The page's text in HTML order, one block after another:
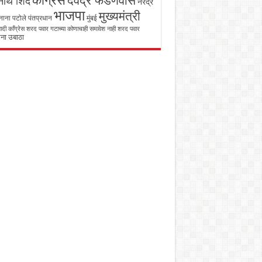
पटोले पंतप्रधान भाजपा मुंबई मुख्यमंत्री
काँग्रेस शरद पवार गटाच्या कोणाचाही समावेश नाही शरद पवार
उबाठा